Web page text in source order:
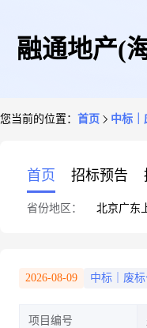
融通地产(
您当前的位置： 首页 中标｜
首页 招标预告
省份地区： 北京广东
2026-08-09 中标｜废
项目编号